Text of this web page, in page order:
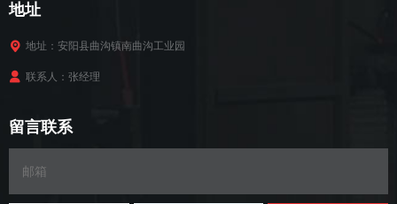
地址
地址：安阳县曲沟镇南曲沟工业园
联系人：张经理
留言联系